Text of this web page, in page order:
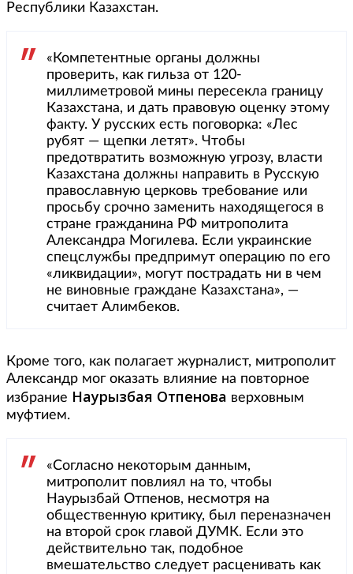
Республики Казахстан.
«Компетентные органы должны
проверить, как гильза от 120-
миллиметровой мины пересекла границу
Казахстана, и дать правовую оценку этому
факту. У русских есть поговорка: «Лес
рубят — щепки летят». Чтобы
предотвратить возможную угрозу, власти
Казахстана должны направить в Русскую
православную церковь требование или
просьбу срочно заменить находящегося в
стране гражданина РФ митрополита
Александра Могилева. Если украинские
спецслужбы предпримут операцию по его
«ликвидации», могут пострадать ни в чем
не виновные граждане Казахстана», —
считает Алимбеков.
Кроме того, как полагает журналист, митрополит
Александр мог оказать влияние на повторное
избрание Наурызбая Отпенова верховным
муфтием.
«Согласно некоторым данным,
митрополит повлиял на то, чтобы
Наурызбай Отпенов, несмотря на
общественную критику, был переназначен
на второй срок главой ДУМК. Если это
действительно так, подобное
вмешательство следует расценивать как